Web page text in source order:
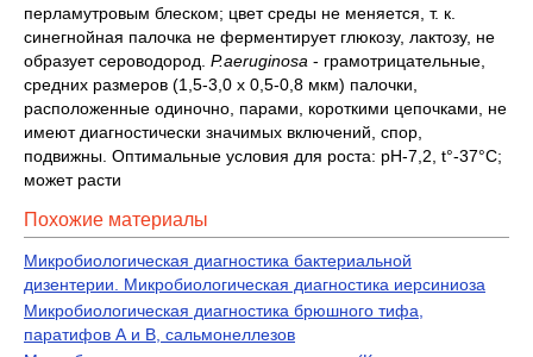
перламутровым блеском; цвет среды не меняется, т. к.
синегнойная палочка не ферментирует глюкозу, лактозу, не
образует сероводород. P.aeruginosа - грамотрицательные,
средних размеров (1,5-3,0 х 0,5-0,8 мкм) палочки,
расположенные одиночно, парами, короткими цепочками, не
имеют диагностически значимых включений, спор,
подвижны. Оптимальные условия для роста: рН-7,2, t°-37°С;
может расти
Похожие материалы
Микробиологическая диагностика бактериальной
дизентерии. Микробиологическая диагностика иерсиниоза
Микробиологическая диагностика брюшного тифа,
паратифов А и В, сальмонеллезов